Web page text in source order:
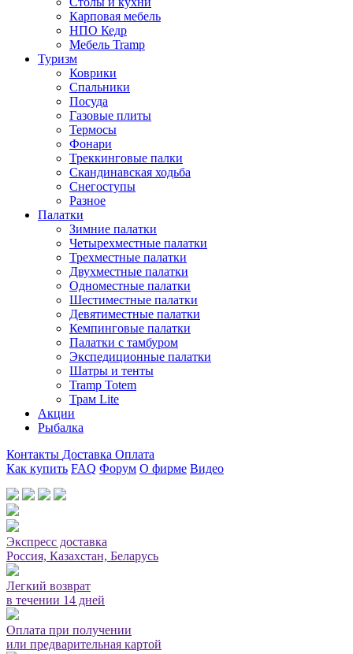
Карповая мебель
НПО Кедр
Мебель Tramp
Туризм
Коврики
Спальники
Посуда
Газовые плиты
Термосы
Фонари
Треккинговые палки
Скандинавская ходьба
Снегоступы
Разное
Палатки
Зимние палатки
Четырехместные палатки
Трехместные палатки
Двухместные палатки
Одноместные палатки
Шестиместные палатки
Девятиместные палатки
Кемпинговые палатки
Палатки с тамбуром
Экспедиционные палатки
Шатры и тенты
Tramp Totem
Трам Lite
Акции
Рыбалка
Контакты Доставка Оплата
Как купить FAQ Форум О фирме Видео
Экспресс доставка
Россия, Казахстан, Беларусь
Легкий возврат
в течении 14 дней
Оплата при получении
или предварительная картой